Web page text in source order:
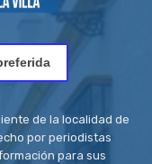
de la localidad de
por periodistas
para sus